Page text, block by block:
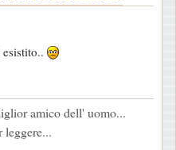
amico dell' uomo...
leggere...